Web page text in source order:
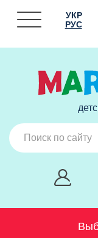
УКР
РУС